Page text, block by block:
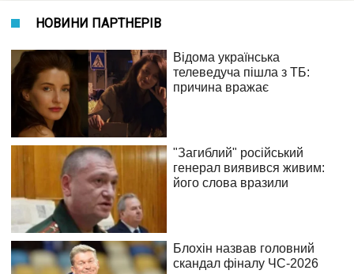
НОВИНИ ПАРТНЕРІВ